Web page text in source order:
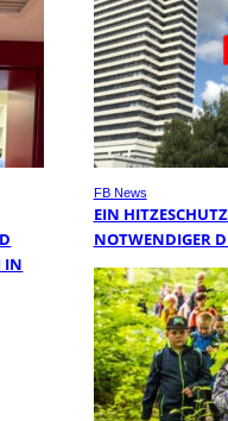
IN
FB News
EIN
NOTWENDIGER